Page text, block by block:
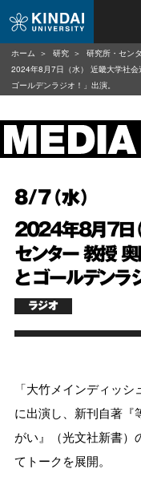
8/7（水）
2024年8月7日
センター 教授
と ゴールデンラジ
ラジオ
「大竹メインディッ
に出演し、新刊自著『
がい』（光文社新書）
てトークを展開。
ホーム 研究 研究所・セン
2024年8月7日（水） 近畿大学社
ゴールデンラジオ！」出演。